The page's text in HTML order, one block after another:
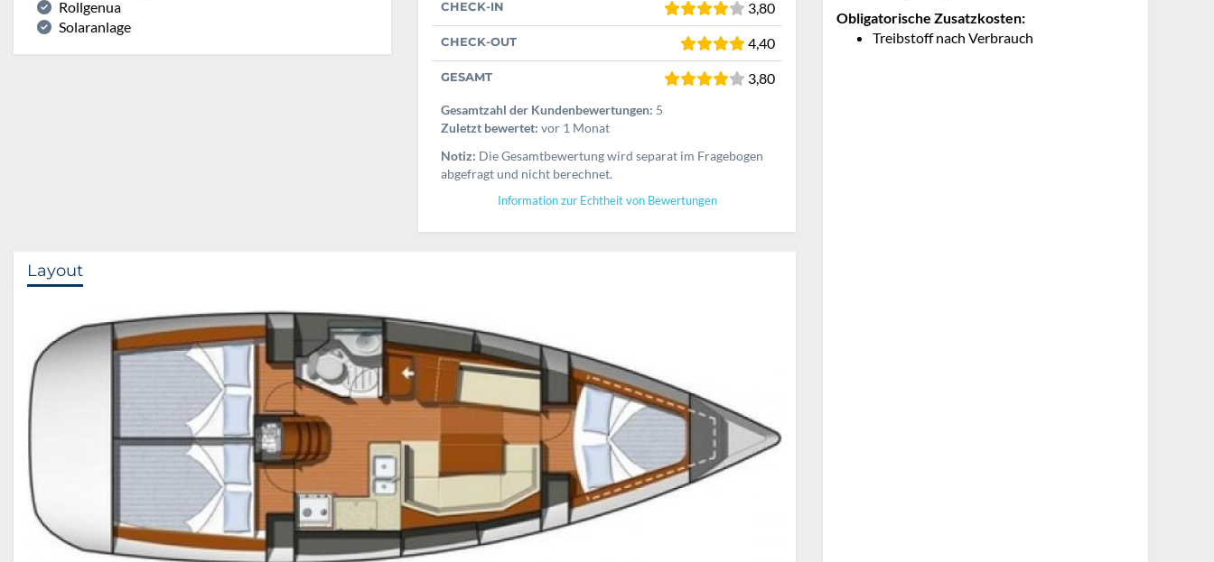
Rollgenua
Solaranlage
CHECK-IN 3,80
CHECK-OUT 4,40
GESAMT 3,80
Gesamtzahl der Kundenbewertungen: 5
Zuletzt bewertet: vor 1 Monat
Notiz: Die Gesamtbewertung wird separat im Fragebogen
abgefragt und nicht berechnet.
Information zur Echtheit von Bewertungen
Layout
Obligatorische Zusatzkosten:
Treibstoff nach Verbrauch